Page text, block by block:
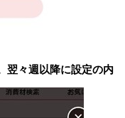
翌々週以降に設定の内